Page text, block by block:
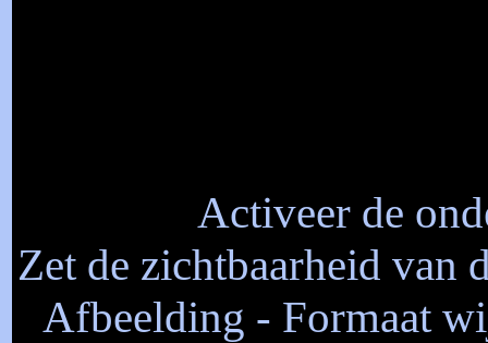
Activeer de
Zet de zichtbaarheid van
Afbeelding - Formaat